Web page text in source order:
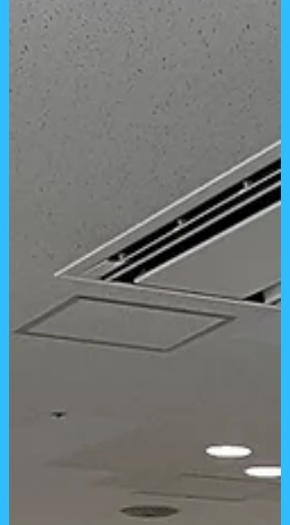
のお姉さん・似顔絵師などを呼びたいお客様も私た
ちにお任せください！ ホーム画面に戻る場合は こ
ちら